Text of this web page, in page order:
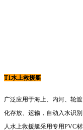
T1水上救援艇
广泛应用于海上、内河、轮
化存放、运输，自动入水识
人水上救援艇采用专用PVC